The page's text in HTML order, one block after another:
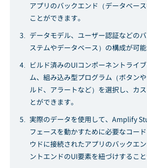
アプリのバックエンド（データベー
ことができます。
データモデル、ユーザー認証などの
ステムやデータベース）の構成が可能
ビルド済みのUIコンポーネントライ
ム、組み込み型プログラム（ボタン
ルド、アラートなど）を選択し、カ
とができます。
実際のデータを使用して、Amplify
フェースを動かすために必要なコー
ウドに接続されたアプリのバックエ
ントエンドのUI要素を紐づけすること